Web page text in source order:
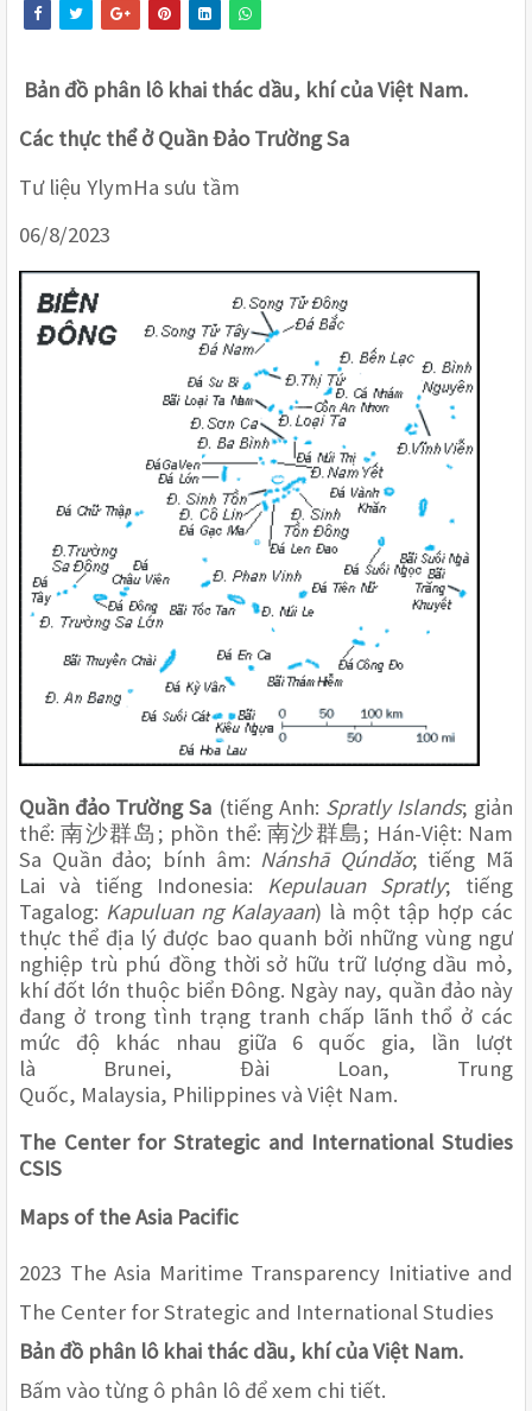
Bản đồ phân lô khai thác dầu, khí của Việt Nam.
Các thực thể ở Quần Đảo Trường Sa
Tư liệu YlymHa sưu tầm
06/8/2023
Quần đảo Trường Sa (tiếng Anh: Spratly Islands; giản
thể: 南沙群岛 ; phồn thể: 南沙群島; Hán-Việt: Nam
Sa Quần đảo; bính âm: Nánshā Qúndǎo; tiếng Mã
Lai và tiếng Indonesia: Kepulauan Spratly; tiếng
Tagalog: Kapuluan ng Kalayaan) là một tập hợp các
thực thể địa lý được bao quanh bởi những vùng ngư
nghiệp trù phú đồng thời sở hữu trữ lượng dầu mỏ,
khí đốt lớn thuộc biển Đông. Ngày nay, quần đảo này
đang ở trong tình trạng tranh chấp lãnh thổ ở các
mức độ khác nhau giữa 6 quốc gia, lần lượt
là Brunei, Đài Loan, Trung
Quốc, Malaysia, Philippines và Việt Nam.
The Center for Strategic and International Studies
CSIS
Maps of the Asia Pacific
2023 The Asia Maritime Transparency Initiative and
The Center for Strategic and International Studies
Bản đồ phân lô khai thác dầu, khí của Việt Nam.
Bấm vào từng ô phân lô để xem chi tiết.